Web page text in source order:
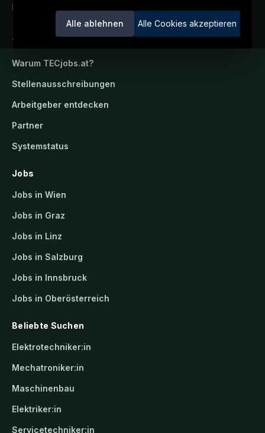
Alle ablehnen Alle Cookies akzeptieren
Ein Service der candidatis GmbH.
TECjobs.at
Warum TECjobs.at?
Stellenausschreibungen
Arbeitgeber entdecken
Partner
Systemstatus
Jobs
Jobs in Wien
Jobs in Graz
Jobs in Linz
Jobs in Salzburg
Jobs in Innsbruck
Jobs in Oberösterreich
Beliebte Suchen
Elektrotechniker:in
Mechatroniker:in
Maschinenbau
Elektriker:in
Servicetechniker:in